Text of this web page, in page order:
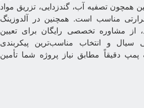
همچون تصفیه آب، گندزدایی، تزریق مواد
مناسب است. همچنین در آلدوزینگ
از مشاوره تخصصی رایگان برای تعیین
و انتخاب مناسب‌ترین پیکربندی
پمپ دقیقاً مطابق نیاز پروژه شما تأمین